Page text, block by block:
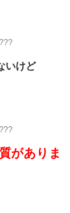
いけど
がありま